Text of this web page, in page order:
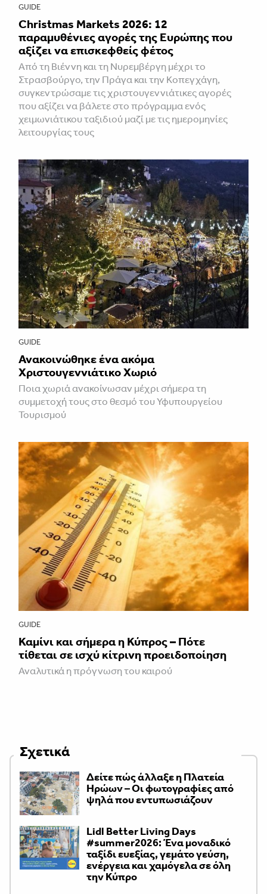
GUIDE
Christmas Markets 2026: 12
παραμυθένιες αγορές της Ευρώπης που
αξίζει να επισκεφθείς φέτος
Από τη Βιέννη και τη Νυρεμβέργη μέχρι το
Στρασβούργο, την Πράγα και την Κοπεγχάγη,
συγκεντρώσαμε τις χριστουγεννιάτικες αγορές
που αξίζει να βάλετε στο πρόγραμμα ενός
χειμωνιάτικου ταξιδιού μαζί με τις ημερομηνίες
λειτουργίας τους
GUIDE
Ανακοινώθηκε ένα ακόμα
Χριστουγεννιάτικο Χωριό
Ποια χωριά ανακοίνωσαν μέχρι σήμερα τη
συμμετοχή τους στο θεσμό του Υφυπουργείου
Τουρισμού
GUIDE
Καμίνι και σήμερα η Κύπρος – Πότε
τίθεται σε ισχύ κίτρινη προειδοποίηση
Αναλυτικά η πρόγνωση του καιρού
Σχετικά
Δείτε πώς άλλαξε η Πλατεία
Ηρώων – Οι φωτογραφίες από
ψηλά που εντυπωσιάζουν
Lidl Better Living Days
#summer2026: Ένα μοναδικό
ταξίδι ευεξίας, γεμάτο γεύση,
ενέργεια και χαμόγελα σε όλη
την Κύπρο